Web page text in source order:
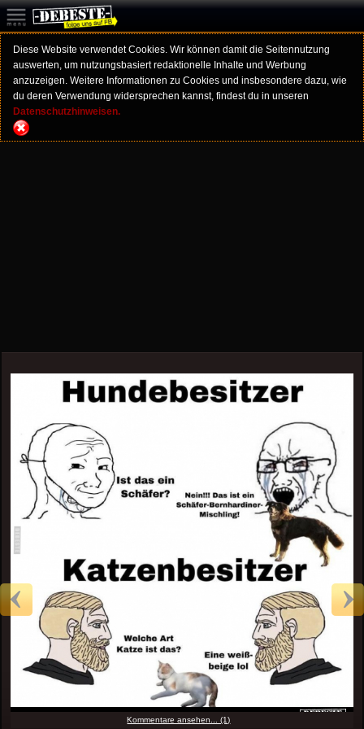
Diese Website verwendet Cookies. Wir können damit die Seitennutzung
auswerten, um nutzungsbasiert redaktionelle Inhalte und Werbung
anzuzeigen. Weitere Informationen zu Cookies und insbesondere dazu, wie
du deren Verwendung widersprechen kannst, findest du in unseren
Datenschutzhinweisen.
Kommentare ansehen... (1)